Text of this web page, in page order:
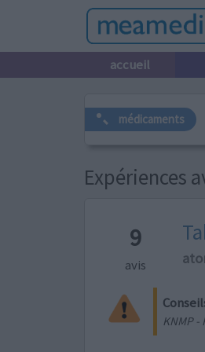
accueil
médicaments
Expériences
9
avis
KNMP